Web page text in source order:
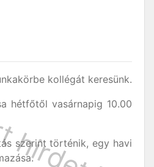
kollégát keresünk.
hétfőtől vasárnapig 10.00
szerint történik, egy havi